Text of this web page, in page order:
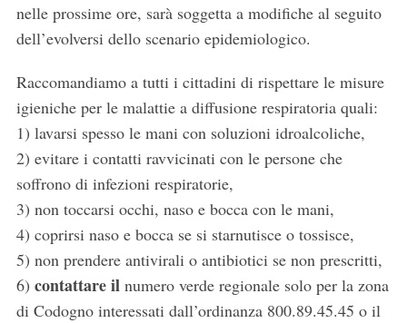
nelle prossime ore, sarà soggetta a modifiche al seguito
dell’evolversi dello scenario epidemiologico.
Raccomandiamo a tutti i cittadini di rispettare le misure
igieniche per le malattie a diffusione respiratoria quali:
1) lavarsi spesso le mani con soluzioni idroalcoliche,
2) evitare i contatti ravvicinati con le persone che
soffrono di infezioni respiratorie,
3) non toccarsi occhi, naso e bocca con le mani,
4) coprirsi naso e bocca se si starnutisce o tossisce,
5) non prendere antivirali o antibiotici se non prescritti,
6) contattare ilnumero verde regionale solo per la zona
di Codogno interessati dall’ordinanza 800.89.45.45 o il